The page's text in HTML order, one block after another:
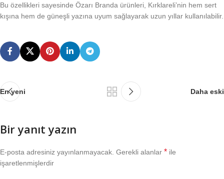
Bu özellikleri sayesinde Özarı Branda ürünleri, Kırklareli’nin hem sert
kışına hem de güneşli yazına uyum sağlayarak uzun yıllar kullanılabilir.
En yeni Daha eski
Bir yanıt yazın
E-posta adresiniz yayınlanmayacak. Gerekli alanlar * ile
işaretlenmişlerdir